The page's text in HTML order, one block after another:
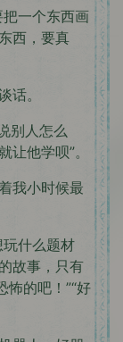
一个东西画
西，要真
话。
别人怎么
他学呗”。
我小时候最
什么题材
故事，只有
怖的吧！”“好